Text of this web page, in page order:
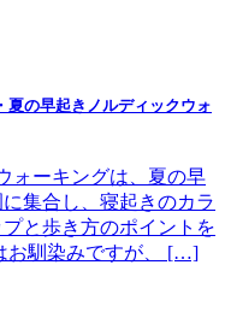
夏の早起きノルディックウォ
ォーキングは、夏の早
集合し、寝起きのカラ
と歩き方のポイントを
お馴染みですが、 […]